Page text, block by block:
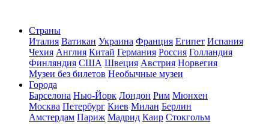
Страны
Италия Ватикан Украина Франция Египет Испания
Чехия Англия Китай Германия Россия Голландия
Финляндия США Швеция Австрия Норвегия
Музеи без билетов Необычные музеи
Города
Барселона Нью-Йорк Лондон Рим Мюнхен
Москва Петербург Киев Милан Берлин
Амстердам Париж Мадрид Каир Стокгольм